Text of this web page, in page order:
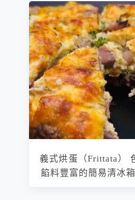
義式烘蛋（Frittata）
餡料豐富的簡易清冰